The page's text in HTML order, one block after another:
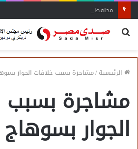
محافظ سوهاج يشدد على الإزالة الفورية
بحث
الرئيسية/مشاجرة بسبب خلافات الجوار
مشاجرة بسبب
الجوار بسوهاج